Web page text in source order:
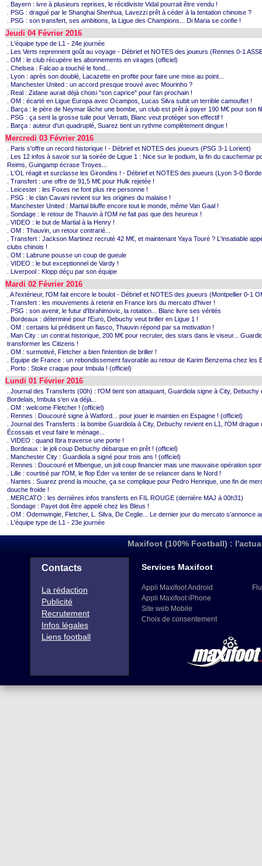
. Bayern : ivre à plusieurs reprises, le récidiviste Vidal pourrait être vendu !
. PSG : dragué par le Shanghai Shenhua, Lavezzi prêt à céder à la tentation chinoise ?
. PSG : son transfert, ses ambitions, la Ligue des Champions... Di Maria se confie !
Jeudi 04 Février 2016
. L'équipe type de L1 - 24e journée
. Les Verts reprennent goût au voyage - Débrief et NOTES des joueurs (Rennes 0-1
. OM : le club récupère les abonnements en virages (officiel)
. Chelsea : Falcao a touché le fond...
. Lyon : après son doublé, Lacazette en profite pour faire une mise au point...
. Manchester United : un accord presque trouvé avec Mourinho ?
. Real : Zidane aurait déjà choisi "son caprice" pour l'an prochain !
. OM : écarté en Ligue Europa avec Ocampos, Lucas Silva subit un terrible camouflet !
. Barça : le père de Neymar lâche une bombe, un club est prêt à payer 190 M€ pour son
. PSG : ça sent la grosse tuile pour Verratti, Blanc veut protéger son effectif !
. Barça : auteur d'un quadruplé, Suarez tient un rythme complètement dingue !
Mercredi 03 Février 2016
. Paris s'offre un record historique ! - Débrief et NOTES des joueurs (PSG 3-1 Lorient)
. Les 12 infos à savoir sur la soirée de Ligue 1 : Nice sur le podium, la fin du cauchemar
Reims, Guingamp écrase Troyes...
. L'OL réagit et surclasse les Girondins ! - Débrief et NOTES des joueurs (Lyon 3-0
. Transfert : une offre de 91,5 M€ pour Hulk rejetée !
. Leicester : les Foxes ne font plus rire personne !
. PSG : le clan Cavani revient sur les origines du malaise !
. Manchester United : Martial bluffe encore tout le monde, même Van Gaal !
. Sondage : le retour de Thauvin à l'OM ne fait pas que des heureux !
. VIDEO : le but de Martial à la Henry !
. OM : Thauvin, un retour contrarié...
. Transfert : Jackson Martinez recruté 42 M€, et maintenant Yaya Touré ? L'insatiable
clubs chinois !
. OM : Labrune pousse un coup de gueule
. VIDEO : le but exceptionnel de Vardy !
. Liverpool : Klopp déçu par son équipe
Mardi 02 Février 2016
. A l'extérieur, l'OM fait encore le boulot - Débrief et NOTES des joueurs (Montpellier 0-1
. Transfert : les mouvements à retenir en France lors du mercato d'hiver !
. PSG : son avenir, le futur d'Ibrahimovic, la rotation... Blanc livre ses vérités
. Bordeaux : déterminé pour l'Euro, Debuchy veut briller en Ligue 1 !
. OM : certains lui prédisent un fiasco, Thauvin répond par sa motivation !
. Man City : un contrat historique, 200 M€ pour recruter, des stars dans le viseur...
transformer les Citizens !
. OM : surmotivé, Fletcher a bien l'intention de briller !
. Equipe de France : un rebondissement favorable au retour de Karim Benzema chez les
. Porto : Stoke craque pour Imbula ! (officiel)
Lundi 01 Février 2016
. Journal des Transferts (00h) : l'OM tient son attaquant, Guardiola signe à City, Debuchy
Bordelais, Imbula s'en va déjà...
. OM : welcome Fletcher ! (officiel)
. Rennes : Doucouré signe à Watford... pour jouer le maintien en Espagne ! (officiel)
. Journal des Transferts : la bombe Guardiola à City, Debuchy revient en L1, l'OM drague
Écossais et veut faire le ménage...
. VIDEO : quand Ibra traverse une porte !
. Bordeaux : le joli coup Debuchy débarque en prêt ! (officiel)
. Manchester City : Guardiola a signé pour trois ans ! (officiel)
. Rennes : Doucouré et Mbengue, un joli coup financier mais une mauvaise opération
. Lille : courtisé par l'OM, le flop Eder va tenter de se relancer dans le Nord !
. Nantes : Suarez prend la mouche, ça se complique pour Pedro Henrique, une fin de
douche froide !
. MERCATO : les dernières infos transferts en FIL ROUGE (dernière MAJ à 00h31)
. Sondage : Payet doit être appelé chez les Bleus !
. OM : Odemwingie, Fletcher, L. Silva, De Ceglie... Le dernier jour du mercato s'annonce
. L'équipe type de L1 - 23e journée
Maxifoot (100% Football) :
Contacts
La rédaction
Publicité
Recrutement
Infos légales
Liens football
Services Maxifoot
Appli Maxifoot Android
Appli Maxifoot iPhone
Site web Mobile
Choix de consentement